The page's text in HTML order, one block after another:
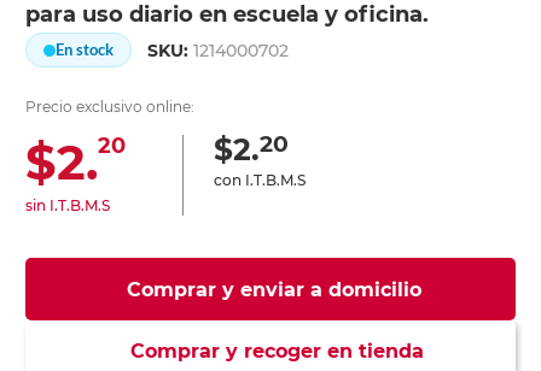
para uso diario en escuela y oficina.
En stock SKU:1214000702
Precio exclusivo online:
$2.20
sin I.T.B.M.S
$2.20
con I.T.B.M.S
Comprar y enviar a domicilio
Comprar y recoger en tienda